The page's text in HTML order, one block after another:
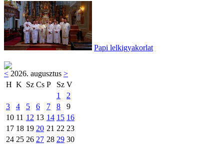
Papi lelkigyakorlat
< 2026. augusztus >
H K Sz Cs P Sz V
1
2
3
4 5 6 7 8
9
10 11 12 13 14 15 16
17 18 19 20 21 22 23
24 25 26 27 28 29 30